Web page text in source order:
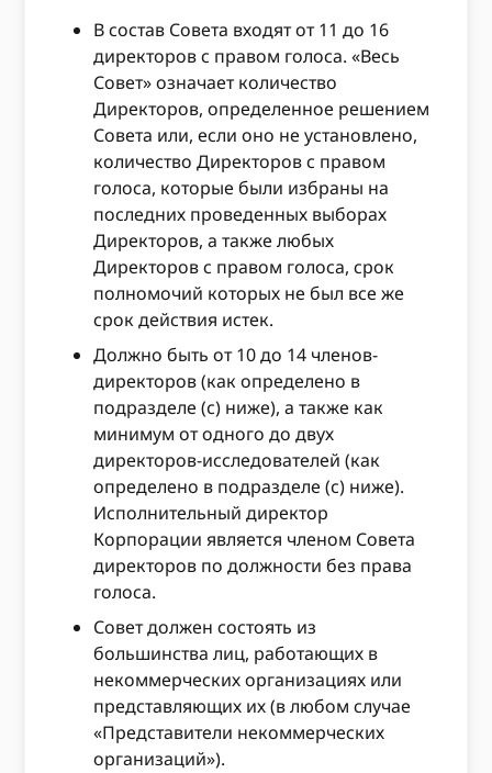
В состав Совета входят от 11 до 16
директоров с правом голоса. «Весь
Совет» означает количество
Директоров, определенное решением
Совета или, если оно не установлено,
количество Директоров с правом
голоса, которые были избраны на
последних проведенных выборах
Директоров, а также любых
Директоров с правом голоса, срок
полномочий которых не был все же
срок действия истек.
Должно быть от 10 до 14 членов-
директоров (как определено в
подразделе (c) ниже), а также как
минимум от одного до двух
директоров-исследователей (как
определено в подразделе (c) ниже).
Исполнительный директор
Корпорации является членом Совета
директоров по должности без права
голоса.
Совет должен состоять из
большинства лиц, работающих в
некоммерческих организациях или
представляющих их (в любом случае
«Представители некоммерческих
организаций»).